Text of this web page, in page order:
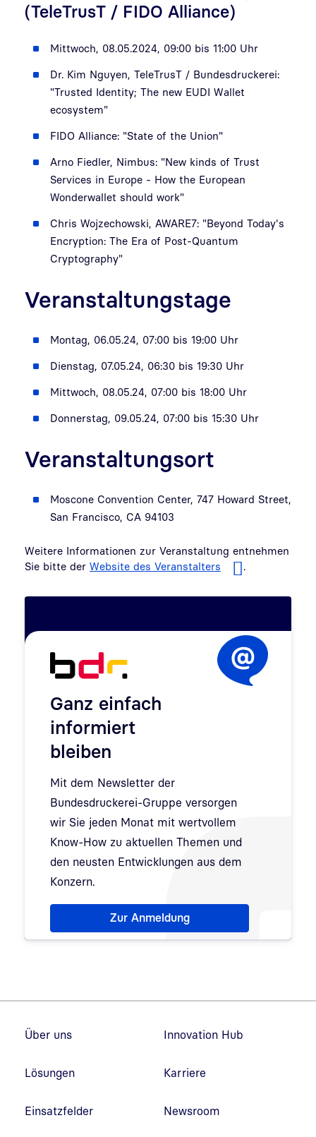
(TeleTrusT / FIDO Alliance)
Mittwoch, 08.05.2024, 09:00 bis 11:00 Uhr
Dr. Kim Nguyen, TeleTrusT / Bundesdruckerei:
"Trusted Identity; The new EUDI Wallet
ecosystem"
FIDO Alliance: "State of the Union"
Arno Fiedler, Nimbus: "New kinds of Trust
Services in Europe - How the European
Wonderwallet should work"
Chris Wojzechowski, AWARE7: "Beyond Today's
Encryption: The Era of Post-Quantum
Cryptography"
Veranstaltungstage
Montag, 06.05.24, 07:00 bis 19:00 Uhr
Dienstag, 07.05.24, 06:30 bis 19:30 Uhr
Mittwoch, 08.05.24, 07:00 bis 18:00 Uhr
Donnerstag, 09.05.24, 07:00 bis 15:30 Uhr
Veranstaltungsort
Moscone Convention Center, 747 Howard Street,
San Francisco, CA 94103
Weitere Informationen zur Veranstaltung entnehmen
Sie bitte der Website des Veranstalters .
Ganz einfach
informiert
bleiben
Mit dem Newsletter der
Bundesdruckerei-Gruppe versorgen
wir Sie jeden Monat mit wertvollem
Know-How zu aktuellen Themen und
den neusten Entwicklungen aus dem
Konzern.
Hinweis: Dialog zur Newsletter-Anmeldung wurde
Zur Anmeldung
Über uns
Lösungen
Einsatzfelder
Innovation Hub
Karriere
Newsroom